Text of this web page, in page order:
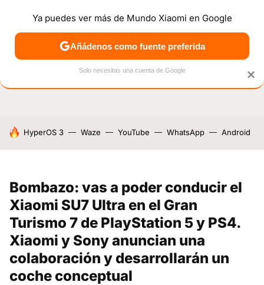
NOTICIAS MÓVILES TUTORIALES OFERTAS
HOY SE HABLA DE
HyperOS 3 Waze YouTube WhatsApp Android
Bombazo: vas a poder conducir el
Xiaomi SU7 Ultra en el Gran
Turismo 7 de PlayStation 5 y PS4.
Xiaomi y Sony anuncian una
colaboración y desarrollarán un
coche conceptual
×
Ya puedes ver más de Mundo Xiaomi en Google
Añádenos como fuente preferida
Solo necesitas una cuenta de Google